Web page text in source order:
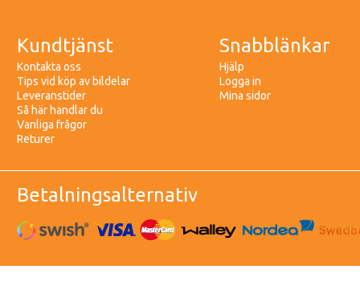
Kundtjänst
Kontakta oss
Tips vid köp av bildelar
Leveranstider
Så här handlar du
Vanliga frågor
Returer
Snabblänkar
Hjälp
Logga in
Mina sidor
Betalningsalternativ